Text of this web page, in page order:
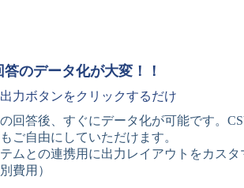
答のデータ化が大変！！
力ボタンをクリックするだけ
回答後、すぐにデータ化が可能です。
ご自由にしていただけます。
ムとの連携用に出力レイアウトをカス
費用）